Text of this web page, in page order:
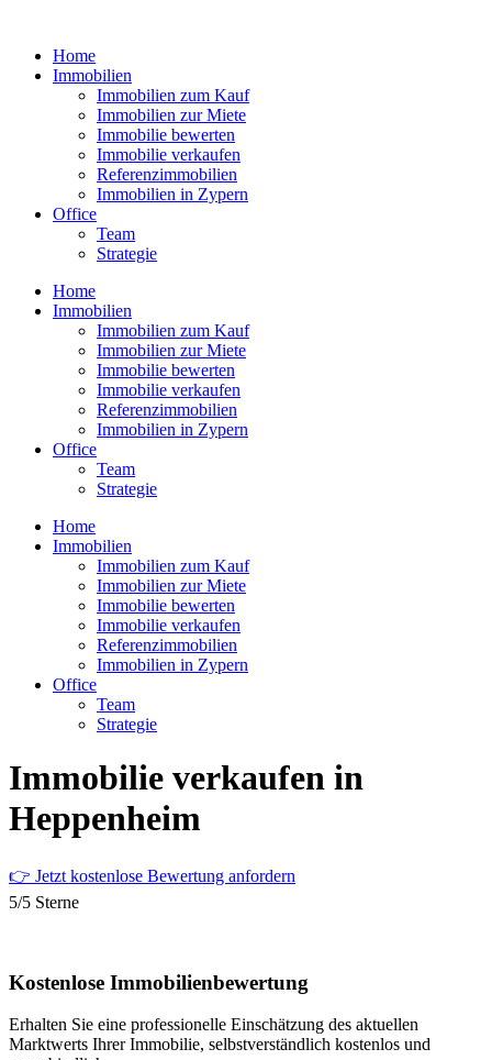
wechselnHome
Immobilien
Immobilien zum Kauf
Immobilien zur Miete
Immobilie bewerten
Immobilie verkaufen
Referenzimmobilien
Immobilien in Zypern
Office
Team
Strategie
Home
Immobilien
Immobilien zum Kauf
Immobilien zur Miete
Immobilie bewerten
Immobilie verkaufen
Referenzimmobilien
Immobilien in Zypern
Office
Team
Strategie
Home
Immobilien
Immobilien zum Kauf
Immobilien zur Miete
Immobilie bewerten
Immobilie verkaufen
Referenzimmobilien
Immobilien in Zypern
Office
Team
Strategie
Immobilie verkaufen in
Heppenheim
👉 Jetzt kostenlose Bewertung anfordern
5/5 Sterne
Kostenlose Immobilienbewertung
Erhalten Sie eine professionelle Einschätzung des aktuellen
Marktwerts Ihrer Immobilie, selbstverständlich kostenlos und